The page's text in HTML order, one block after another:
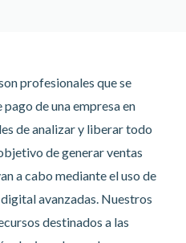
profesionales que se
de una empresa en
de analizar y liberar todo
de generar ventas
a cabo mediante el uso de
avanzadas. Nuestros
destinados a las